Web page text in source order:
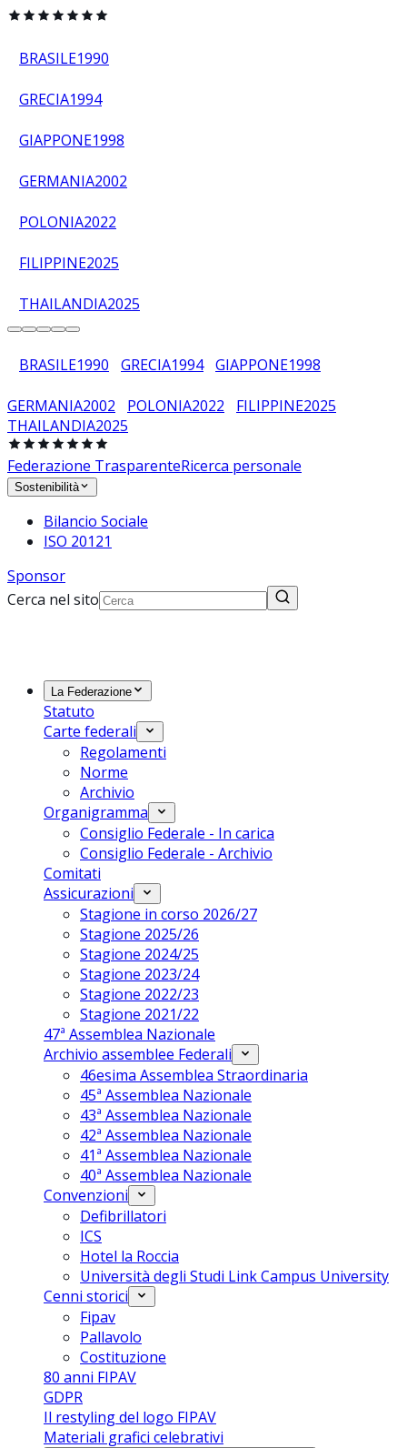
BRASILE1990
GRECIA1994
GIAPPONE1998
GERMANIA2002
POLONIA2022
FILIPPINE2025
THAILANDIA2025
BRASILE1990 GRECIA1994 GIAPPONE1998
GERMANIA2002 POLONIA2022 FILIPPINE2025
THAILANDIA2025
Federazione TrasparenteRicerca personale
Sostenibilità
Bilancio Sociale
ISO 20121
Sponsor
Cerca nel sito
La Federazione
Statuto
Carte federali
Regolamenti
Norme
Archivio
Organigramma
Consiglio Federale - In carica
Consiglio Federale - Archivio
Comitati
Assicurazioni
Stagione in corso 2026/27
Stagione 2025/26
Stagione 2024/25
Stagione 2023/24
Stagione 2022/23
Stagione 2021/22
47ª Assemblea Nazionale
Archivio assemblee Federali
46esima Assemblea Straordinaria
45ª Assemblea Nazionale
43ª Assemblea Nazionale
42ª Assemblea Nazionale
41ª Assemblea Nazionale
40ª Assemblea Nazionale
Convenzioni
Defibrillatori
ICS
Hotel la Roccia
Università degli Studi Link Campus University
Cenni storici
Fipav
Pallavolo
Costituzione
80 anni FIPAV
GDPR
Il restyling del logo FIPAV
Materiali grafici celebrativi